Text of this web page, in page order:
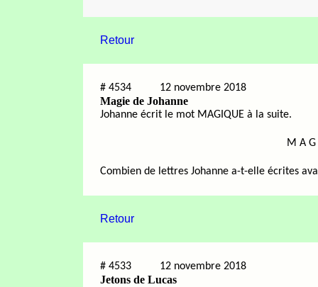
Retour
# 4534 12 novembre 2018
Magie de Johanne
Johanne écrit le mot MAGIQUE à la suite.
M A
Combien de lettres Johanne a-t-elle écrites
Retour
# 4533 12 novembre 2018
Jetons de Lucas